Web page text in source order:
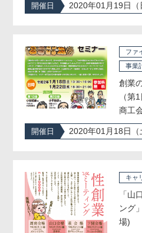
開催日 2020年01月19日（
ファ
事業
創業
（第
商工
開催日 2020年01月18日（
キャ
「山
ング
場)